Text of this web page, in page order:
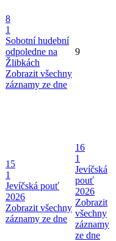
8
1
Sobotní hudební
odpoledne na
Žlibkách
Zobrazit všechny
záznamy ze dne
9
15
1
Jevíčská pouť
2026
Zobrazit všechny
záznamy ze dne
16
1
Jevíčská
pouť
2026
Zobrazit
všechny
záznamy
ze dne